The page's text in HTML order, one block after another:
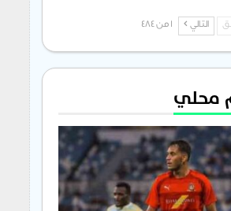
التالي 1 من 484
محلي